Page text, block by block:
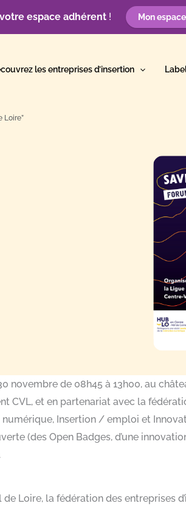
votre espace adhérent! Mon
les entreprises d’insertion
Loire”
novembre de 08h45 à 13h00, au
CVL, et en partenariat avec la
Insertion / emploi et
(des Open Badges, d’une
de Loire, la fédération des